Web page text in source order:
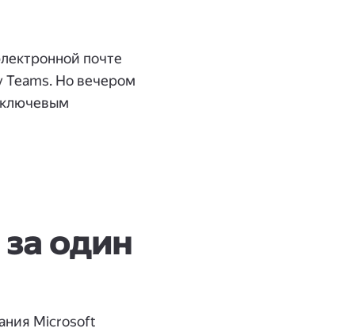
почте
Но вечером
ключевым
один
Microsoft